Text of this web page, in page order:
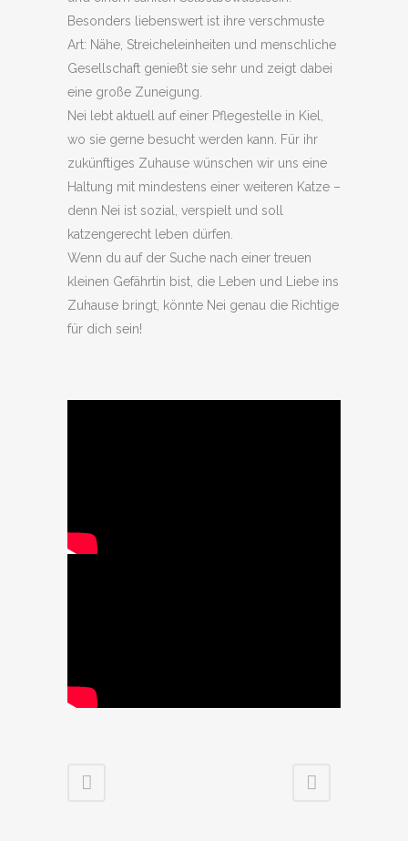
Besonders liebenswert ist ihre verschmuste
Art: Nähe, Streicheleinheiten und menschliche
Gesellschaft genießt sie sehr und zeigt dabei
eine große Zuneigung.
Nei lebt aktuell auf einer Pflegestelle in Kiel,
wo sie gerne besucht werden kann. Für ihr
zukünftiges Zuhause wünschen wir uns eine
Haltung mit mindestens einer weiteren Katze –
denn Nei ist sozial, verspielt und soll
katzengerecht leben dürfen.
Wenn du auf der Suche nach einer treuen
kleinen Gefährtin bist, die Leben und Liebe ins
Zuhause bringt, könnte Nei genau die Richtige
für dich sein!